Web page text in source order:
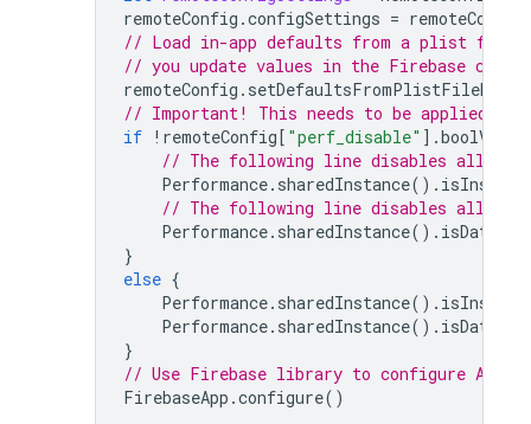
remoteConfig .configSettings =
// Load in-app defaults from a plist file
// you update values in the Firebase
remoteConfig . setDefaultsFromPlistFileName
// Important! This needs to be applied
if ! remoteConfig[ "perf_disable" ].boolValue
// The following line disables all
Performance. sharedInstance().
// The following line disables all
Performance. sharedInstance().
}
else {
Performance. sharedInstance().
Performance. sharedInstance().
}
// Use Firebase library to configure APIs
FirebaseApp .configure()